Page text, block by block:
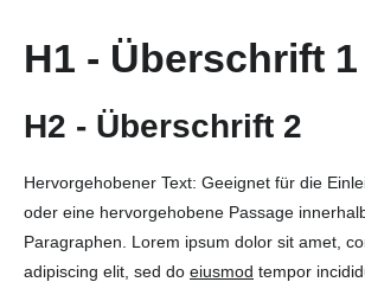
H1 - Überschrift 1
H2 - Überschrift 2
Hervorgehobener Text: Geeignet für die
oder eine hervorgehobene Passage
Paragraphen. Lorem ipsum dolor sit amet,
adipiscing elit, sed do eiusmod tempor